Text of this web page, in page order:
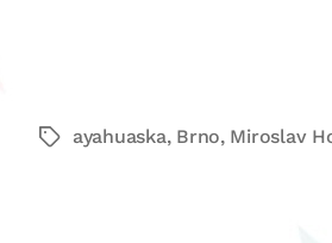
Štítkyayahuaska, Brno, Miroslav